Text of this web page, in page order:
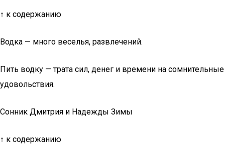
↑ к содержанию
Водка — много веселья, развлечений.
Пить водку — трата сил, денег и времени на сомнительные
удовольствия.
Сонник Дмитрия и Надежды Зимы
↑ к содержанию